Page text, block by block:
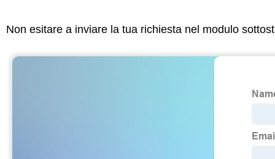
Non esitare a inviare la tua richiesta nel modulo